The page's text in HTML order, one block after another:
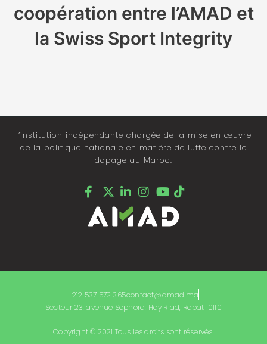
coopération entre l’AMAD et
la Swiss Sport Integrity
l’institution indépendante chargée de la mise en œuvre
de la politique nationale en matière de lutte contre le
dopage au Maroc.
Copyright © 2021 Tous les droits sont réservés.
+212 537 572 365contact@amad.ma
Secteur 23, avenue Sophora, Hay Riad, Rabat 10110